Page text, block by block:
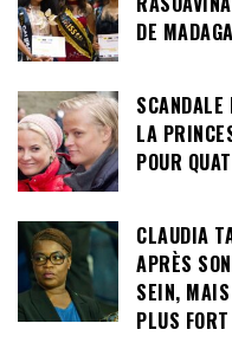
DE
SCANDALE
LA
POUR
CLAUDIA
APRÈS
SEIN, MAIS
PLUS